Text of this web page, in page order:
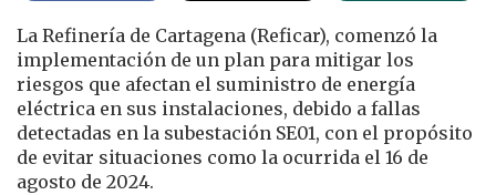
La Refinería de Cartagena (Reficar), comenzó la
implementación de un plan para mitigar los
riesgos que afectan el suministro de energía
eléctrica en sus instalaciones, debido a fallas
detectadas en la subestación SE01, con el propósito
de evitar situaciones como la ocurrida el 16 de
agosto de 2024.